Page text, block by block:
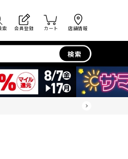
索 会員登録 カート 店舗情報
検索